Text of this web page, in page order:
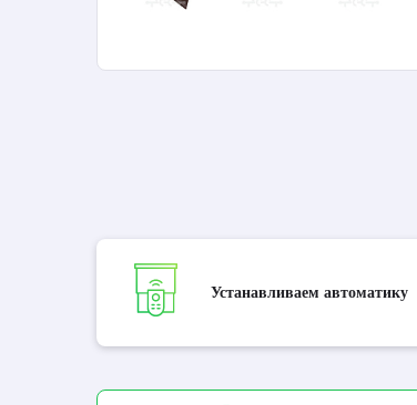
Устанавливаем автоматику